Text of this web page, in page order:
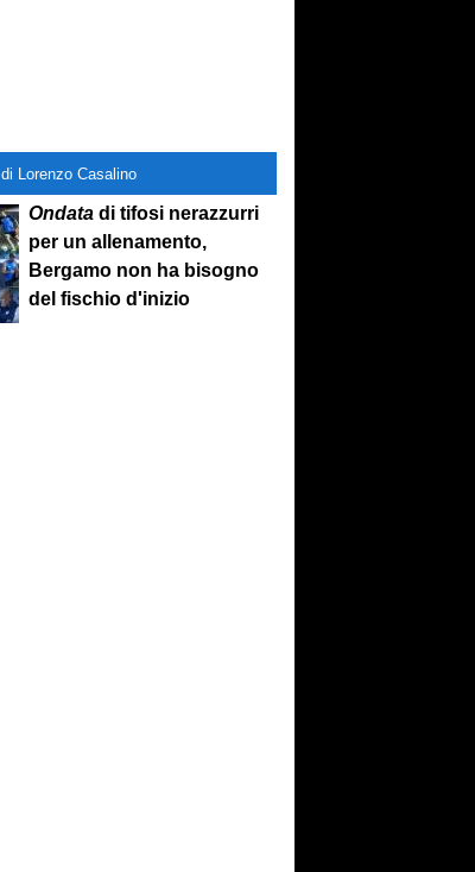
di Lorenzo Casalino
Ondata di tifosi nerazzurri
per un allenamento,
Bergamo non ha bisogno
del fischio d'inizio